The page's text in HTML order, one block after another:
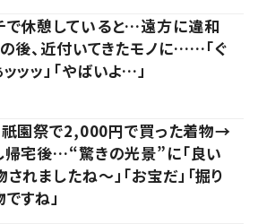
で休憩していると…遠方に違和
後、近付いてきたモノに……「ぐ
ッッ」「やばいよ…」
祇園祭で2,000円で買った着物→
帰宅後…“驚きの光景”に「良い
れましたね～」「お宝だ」「掘り
すね」